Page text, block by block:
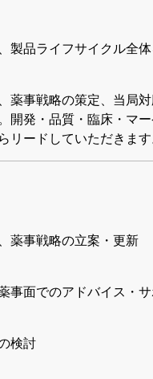
製品ライフサイクル全
薬事戦略の策定、当局
開発・品質・臨床・マ
ードしていただきます
薬事戦略の立案・更新
事面でのアドバイス・サ
検討